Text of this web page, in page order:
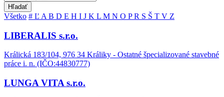
Hľadať
Všetko # Ľ A B D E H I J K L M N O PR S Š T V Z
LIBERALIS s.r.o.
Králická 183/104, 976 34 Králiky - Ostatné špecializované stavebné
práce i. n. (IČO:44830777)
LUNGA VITA s.r.o.